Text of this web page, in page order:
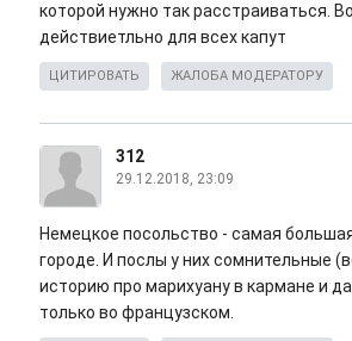
которой нужно так расстраиваться.
действиетльно для всех капут
ЦИТИРОВАТЬ ЖАЛОБА МОДЕРАТОРУ
312
29.12.2018, 23:09
Немецкое посольство - самая
городе. И послы у них сомнительные
историю про марихуану в кармане и
только во французском.